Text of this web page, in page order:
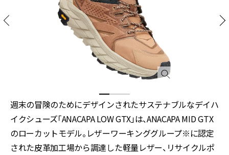
週末の冒険のためにデザインされたサステナブルなデイハ
イクシューズ「ANACAPA LOW GTX」は、ANACAPA MID GTX
のローカットモデル。レザーワーキンググループ※に認定
された皮革加工場から調達した軽量レザー、リサイクルポ